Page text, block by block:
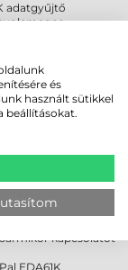
adatgyűjtő
opcionálisan
a kétféle
alfanumerikus)
hátlapi kamera,
adatgyűjtő ellenáll
IP65 szintű
ellen.
nélküli
kapcsolatot
EDA61K
és
használt sütikkel
beállításokat.